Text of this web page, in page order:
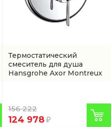
Термостатический
смеситель для душа
Hansgrohe Axor Montreux
156 222
124 978